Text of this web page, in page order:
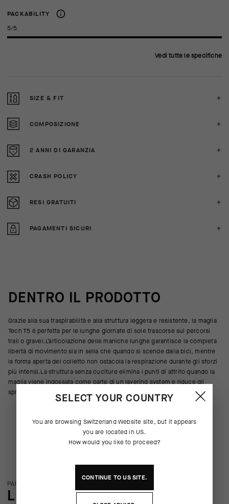
PACKABILITY
5/5
Vedi tutte le specifiche
SIZE & FIT
COMPOSIZIONE
2 ANNI DI GARANZIA
CRASH POLICY
RESI GRATUITI
PAGAMENTI SICURI
DENTRO IL PRODOTTO
Grazie alla sua traspirabilità e alla struttura leggera e resistente, la maglia
Tech T5 è perfetta per le lunghe giornate di sole trascorse sui percorsi
trail o gravel.L’articolazione delle maniche lunghe garantisce la completa
libertà di movimento sia in sella che quando si scende dalla bici, mentre
la forma aperta del colletto non ostacola la respirazione durante gli sforzi
più intensi.La struttura senza cuciture elimina i punti di attrito quando la
maglia viene indossata come parte di un layering system e riduce gli
sprechi durante il processo produttivo.
PANORAMICA SULLA TECNOLOGIA
LE PARTICOLARITÀ
SELECT YOUR COUNTRY
You are browsing Switzerland Website site, but it appears
you are located in US.
How would you like to proceed?
CONTINUE TOUSSITE.